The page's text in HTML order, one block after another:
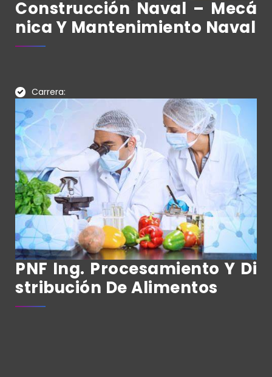
Construcción Naval – Mecá
Nica Y Mantenimiento Naval
Carrera:
PNF Ing. Procesamiento Y Di
Stribución De Alimentos